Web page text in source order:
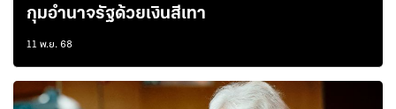
กุมอำนาจรัฐด้วยเงินสีเทา
11 พ.ย. 68